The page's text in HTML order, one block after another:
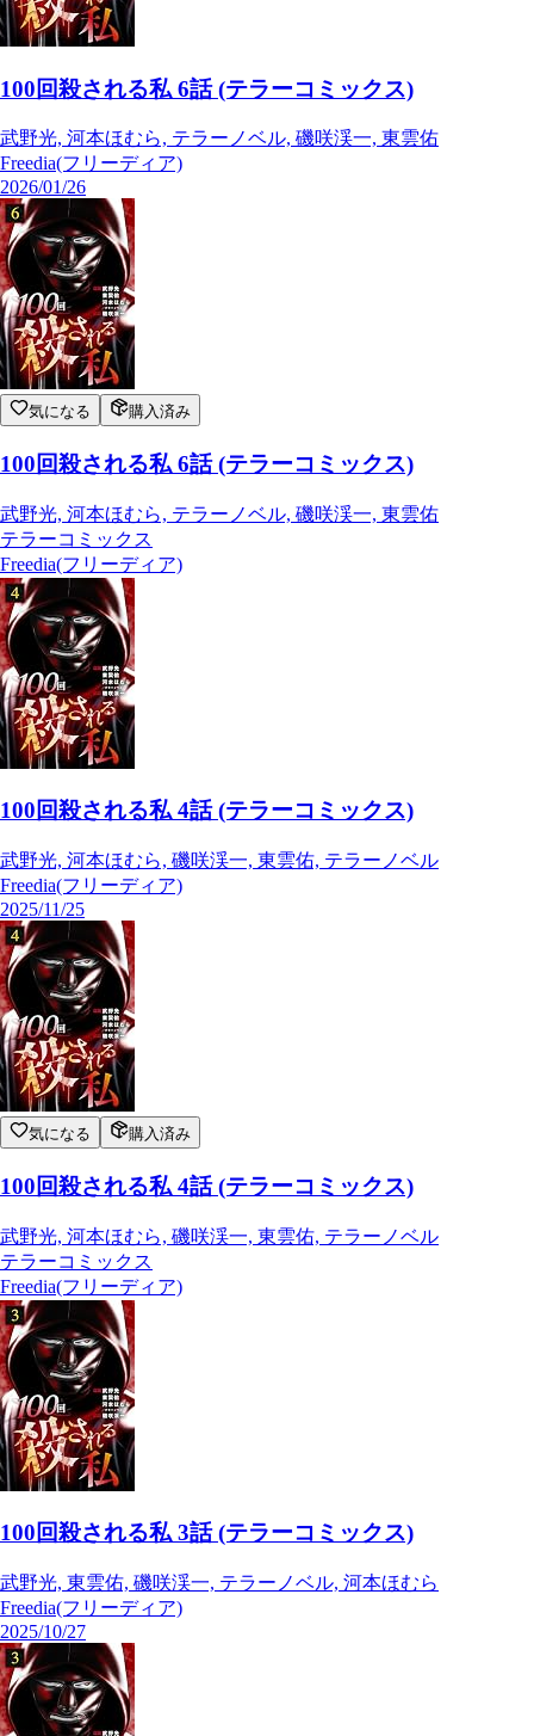
100回殺される私 6話 (テラーコミックス)
武野光, 河本ほむら, テラーノベル, 磯咲渓一, 東雲佑
Freedia(フリーディア)
2026/01/26
気になる 購入済み
100回殺される私 6話 (テラーコミックス)
武野光, 河本ほむら, テラーノベル, 磯咲渓一, 東雲佑
テラーコミックス
Freedia(フリーディア)
100回殺される私 4話 (テラーコミックス)
武野光, 河本ほむら, 磯咲渓一, 東雲佑, テラーノベル
Freedia(フリーディア)
2025/11/25
気になる 購入済み
100回殺される私 4話 (テラーコミックス)
武野光, 河本ほむら, 磯咲渓一, 東雲佑, テラーノベル
テラーコミックス
Freedia(フリーディア)
100回殺される私 3話 (テラーコミックス)
武野光, 東雲佑, 磯咲渓一, テラーノベル, 河本ほむら
Freedia(フリーディア)
2025/10/27